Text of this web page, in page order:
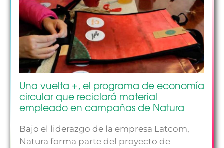
Una vuelta +, el programa de economía
circular que reciclará material
empleado en campañas de Natura
Bajo el liderazgo de la empresa Latcom,
Natura forma parte del proyecto de